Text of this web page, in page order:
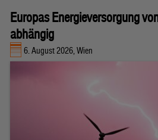
Europas Energieversorgung
abhängig
6. August 2026, Wien